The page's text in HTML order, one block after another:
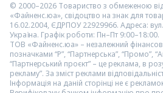
© 2000–2026 Товариство з обмеженою
«Файненс.юа», свідоцтво на знак для
16.02.2004, ЄДРПОУ 22929966. Адреса:
Україна. Графік роботи: Пн–Пт 9:00–18:00.
ТОВ «Файненс.юа» – незалежний
позначками “Р”, “Партнерська”, “Промо”,
“Партнерський проєкт” – це реклама, в
рекламу”. За зміст реклами
Інформація на даній сторінці не є